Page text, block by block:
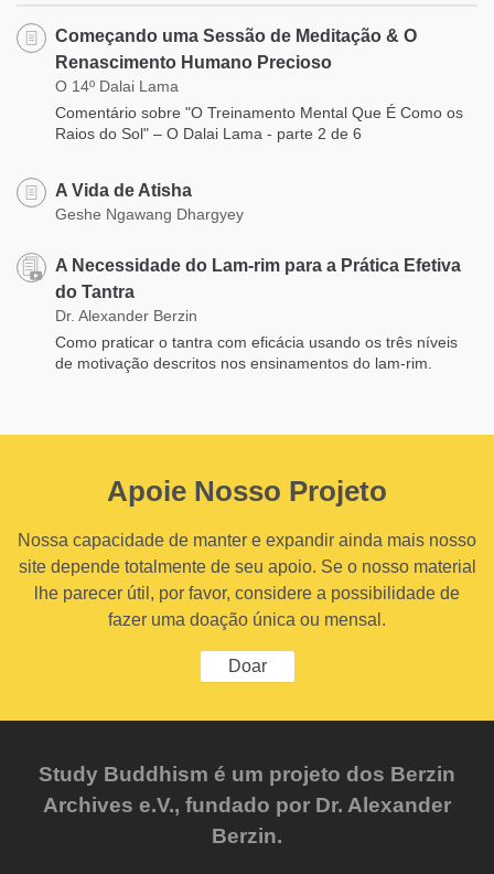
Começando uma Sessão de Meditação & O
Renascimento Humano Precioso
O 14º Dalai Lama
Comentário sobre "O Treinamento Mental Que É Como os
Raios do Sol" – O Dalai Lama - parte 2 de 6
A Vida de Atisha
Geshe Ngawang Dhargyey
A Necessidade do Lam-rim para a Prática Efetiva
do Tantra
Dr. Alexander Berzin
Como praticar o tantra com eficácia usando os três níveis
de motivação descritos nos ensinamentos do lam-rim.
Apoie Nosso Projeto
Nossa capacidade de manter e expandir ainda mais nosso
site depende totalmente de seu apoio. Se o nosso material
lhe parecer útil, por favor, considere a possibilidade de
fazer uma doação única ou mensal.
Doar
Study Buddhism é um projeto dos Berzin
Archives e.V., fundado por Dr. Alexander
Berzin.